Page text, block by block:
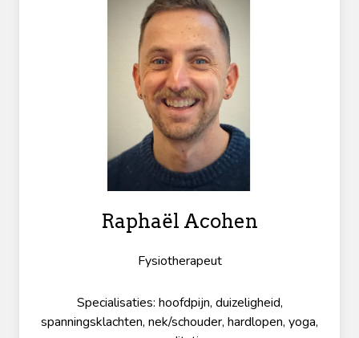
Raphaël Acohen
Fysiotherapeut
Specialisaties: hoofdpijn, duizeligheid,
spanningsklachten, nek/schouder, hardlopen, yoga,